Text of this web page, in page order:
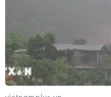
17/07/2026 01:00